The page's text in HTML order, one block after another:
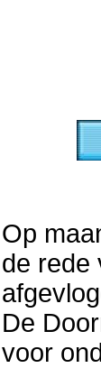
Op
de rede
De
voor